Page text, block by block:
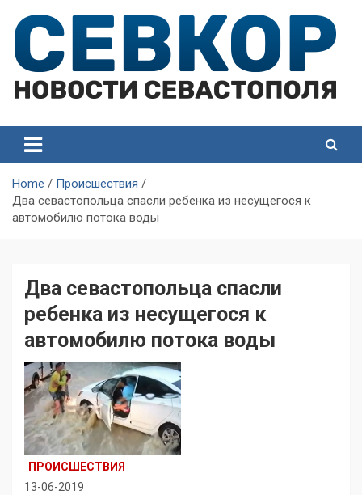
content
Севастополя
Севастополя
Home
Происшествия
Два севастопольца спасли ребенка из несущегося к
автомобилю потока воды
Два севастопольца спасли
ребенка из несущегося к
автомобилю потока воды
ПРОИСШЕСТВИЯ
13-06-2019